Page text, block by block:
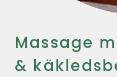
Massage
&